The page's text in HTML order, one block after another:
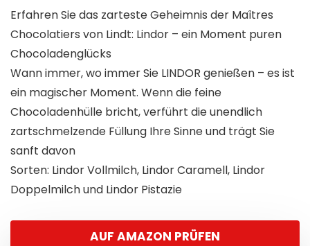
Erfahren Sie das zarteste Geheimnis der Maîtres
Chocolatiers von Lindt: Lindor – ein Moment puren
Chocoladenglücks
Wann immer, wo immer Sie LINDOR genießen – es ist
ein magischer Moment. Wenn die feine
Chocoladenhülle bricht, verführt die unendlich
zartschmelzende Füllung Ihre Sinne und trägt Sie
sanft davon
Sorten: Lindor Vollmilch, Lindor Caramell, Lindor
Doppelmilch und Lindor Pistazie
AUF AMAZON PRÜFEN